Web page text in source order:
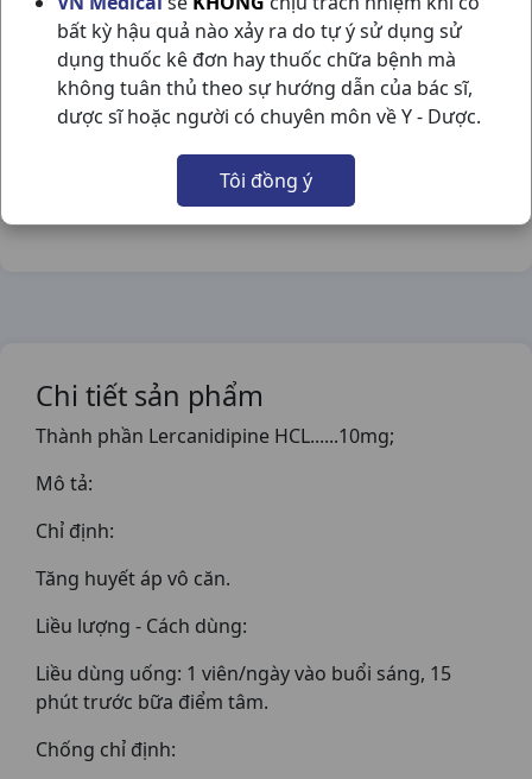
bất kỳ hậu quả nào xảy ra do tự ý sử dụng sử
dụng thuốc kê đơn hay thuốc chữa bệnh mà
không tuân thủ theo sự hướng dẫn của bác sĩ,
dược sĩ hoặc người có chuyên môn về Y - Dược.
Tôi đồng ý
NSX:Italia
Nhóm hàng:Tim Mạch - Lợi Tiểu- Nội Tiết,
Chia sẻ qua mạng xã hội:
Chi tiết sản phẩm
Thành phần Lercanidipine HCL......10mg;
Mô tả:
Chỉ định:
Tăng huyết áp vô căn.
Liều lượng - Cách dùng:
Liều dùng uống: 1 viên/ngày vào buổi sáng, 15
phút trước bữa điểm tâm.
Chống chỉ định: